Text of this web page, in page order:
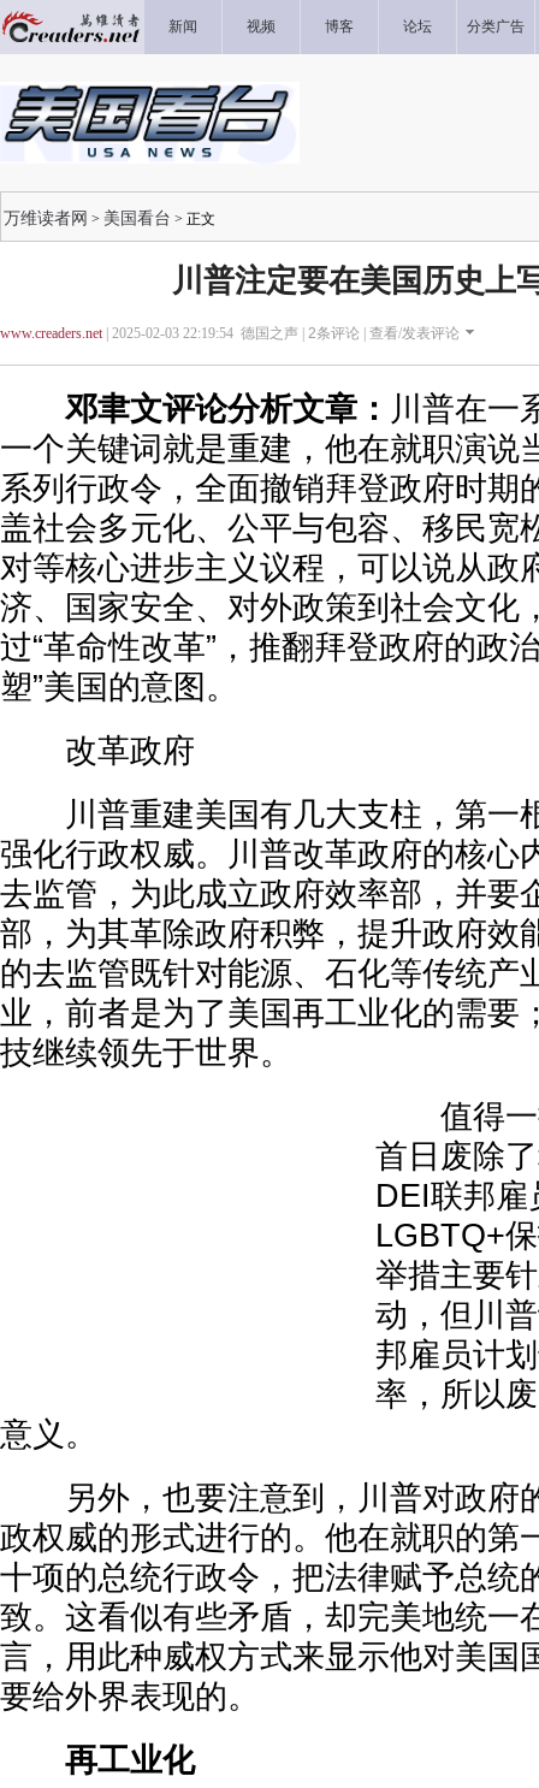
新闻 视频 博客 论坛 分类广告
万维读者网 > 美国看台 > 正文
川普注定要在美国历史上
www.creaders.net| 2025-02-03 22:19:54 德国之声 | 2条评论 | 查看/发表评论
邓聿文评论分析文章： 川普在一
一个关键词就是重建，他在就职演说
系列行政令，全面撤销拜登政府时期
盖社会多元化、公平与包容、移民宽
对等核心进步主义议程，可以说从政
济、国家安全、对外政策到社会文化
过“革命性改革”，推翻拜登政府的政
塑”美国的意图。
改革政府
川普重建美国有几大支柱，第一
强化行政权威。川普改革政府的核心
去监管，为此成立政府效率部，并要
部，为其革除政府积弊，提升政府效
的去监管既针对能源、石化等传统产
业，前者是为了美国再工业化的需要
技继续领先于世界。
值得一
首日废除
DEI联邦雇
LGBTQ+
举措主要
动，但川
邦雇员计
率，所以
意义。
另外，也要注意到，川普对政府
政权威的形式进行的。他在就职的第
十项的总统行政令，把法律赋予总统
致。这看似有些矛盾，却完美地统一
言，用此种威权方式来显示他对美国
要给外界表现的。
再工业化